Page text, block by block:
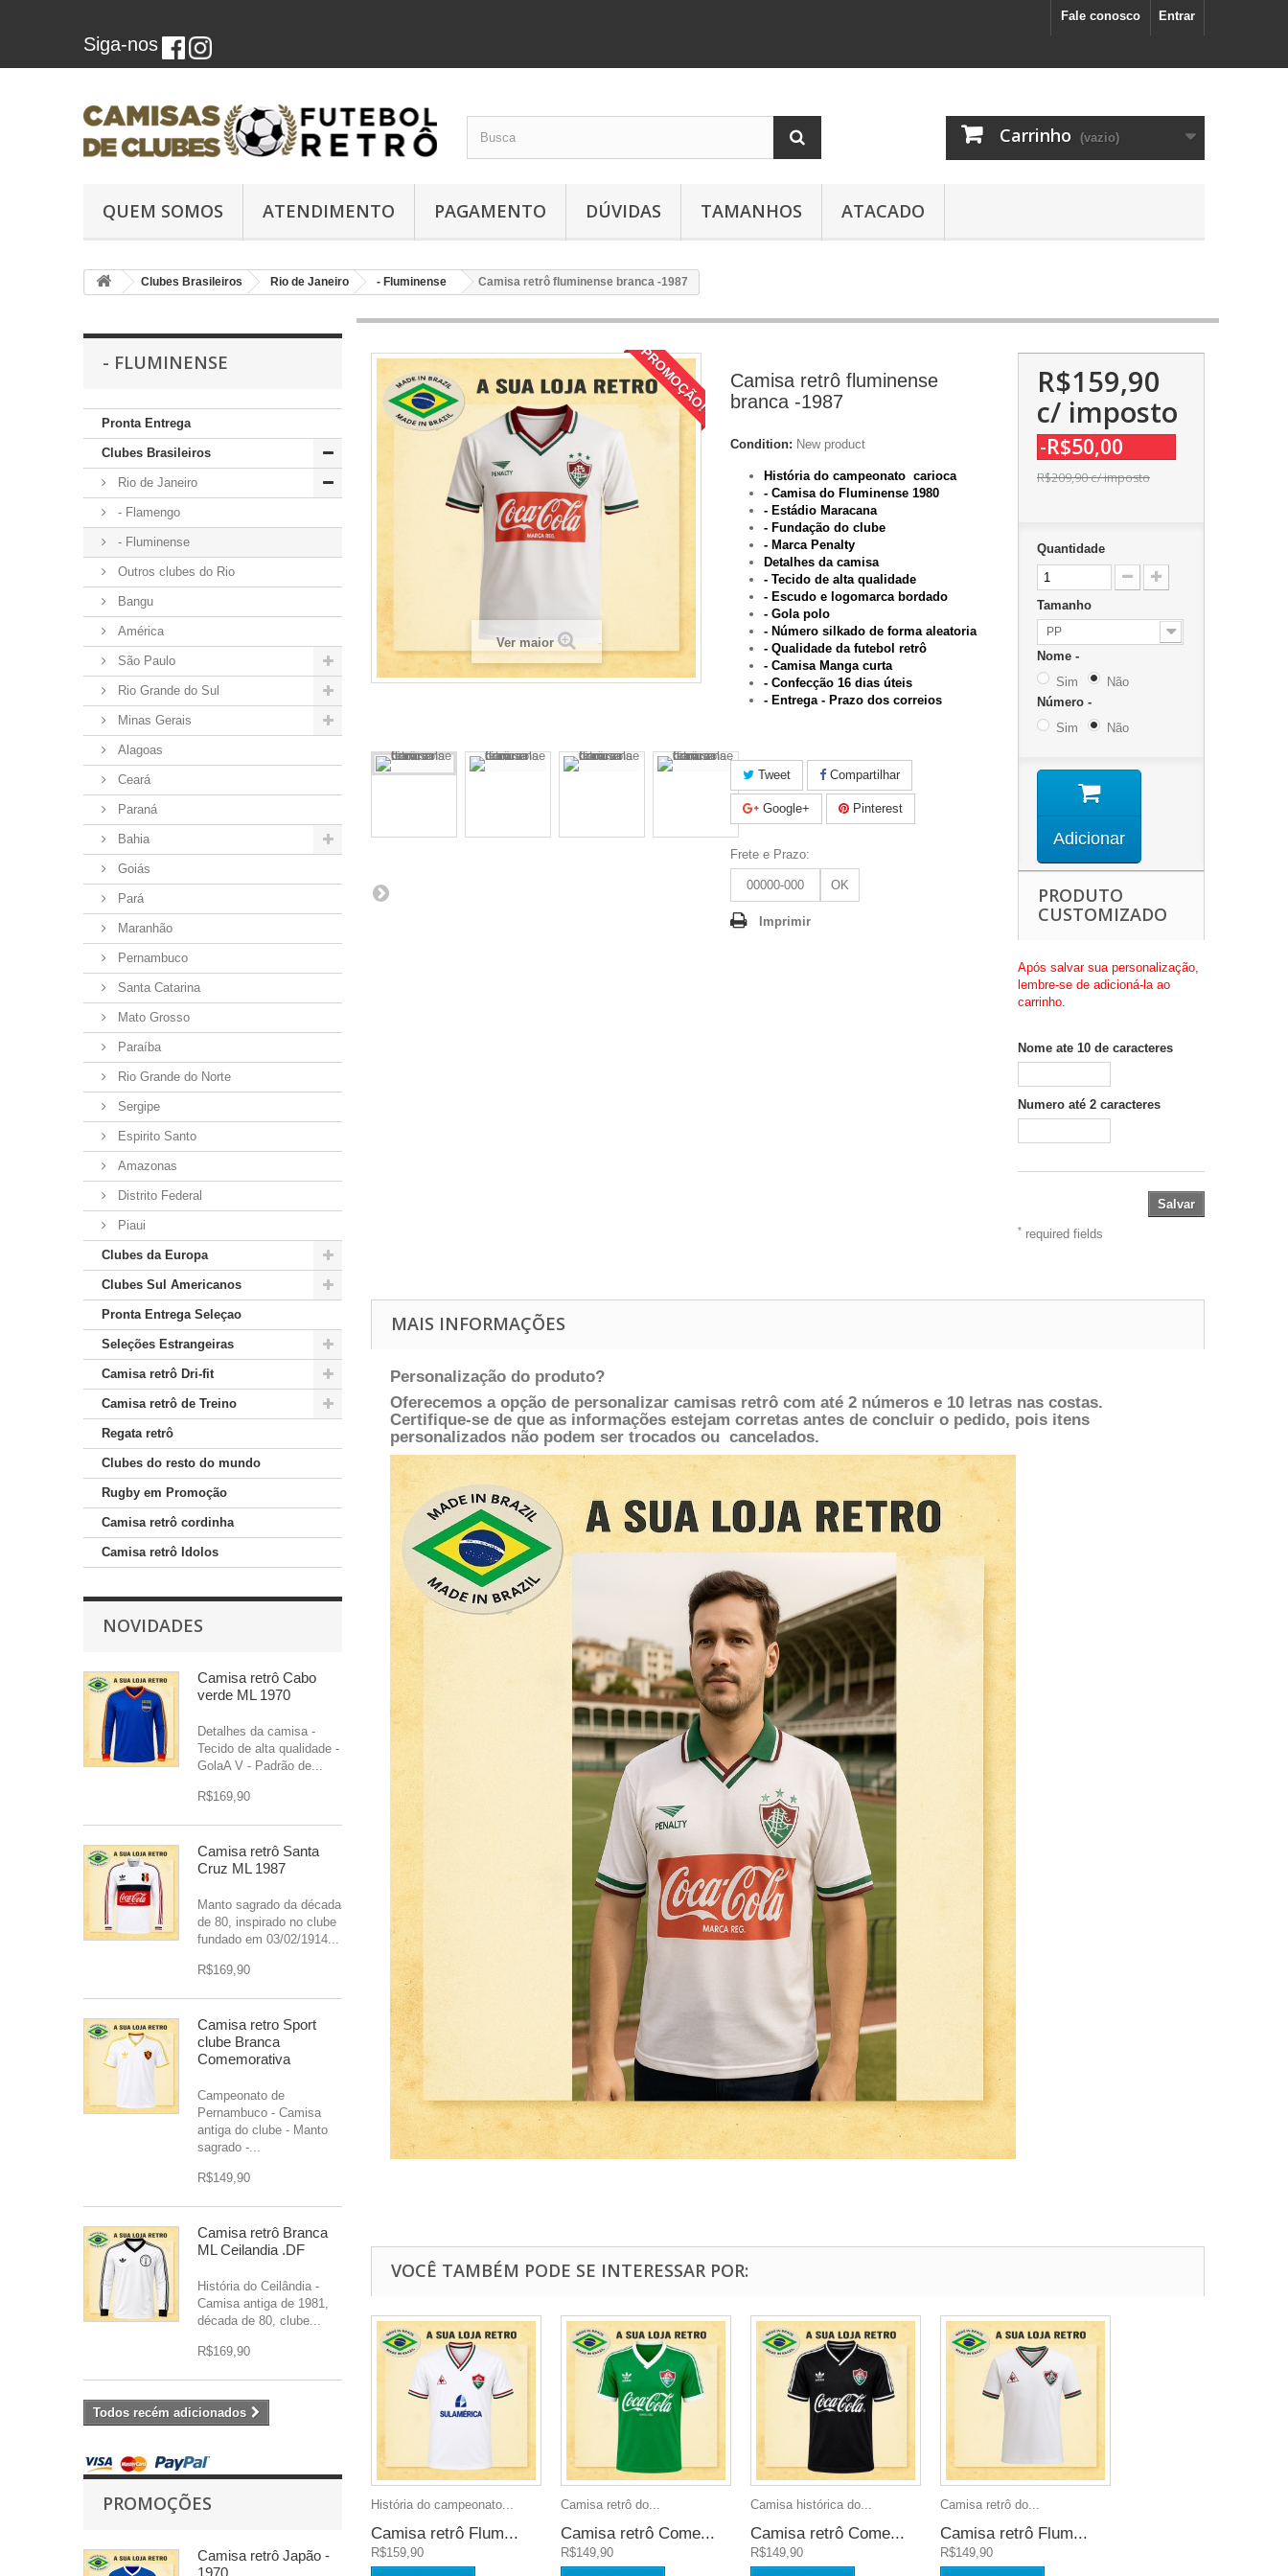
Entrar
Fale conosco
Siga-nos
Carrinho (vazio)
QUEM SOMOS ATENDIMENTO PAGAMENTO DÚVIDAS TAMANHOS ATACADO
Clubes Brasileiros Rio de Janeiro - Fluminense Camisa retrô fluminense branca -1987
- FLUMINENSE
Pronta Entrega
Clubes Brasileiros
Rio de Janeiro
- Flamengo
- Fluminense
Outros clubes do Rio
Bangu
América
São Paulo
Rio Grande do Sul
Minas Gerais
Alagoas
Ceará
Paraná
Bahia
Goiás
Pará
Maranhão
Pernambuco
Santa Catarina
Mato Grosso
Paraíba
Rio Grande do Norte
Sergipe
Espirito Santo
Amazonas
Distrito Federal
Piaui
Clubes da Europa
Clubes Sul Americanos
Pronta Entrega Seleçao
Seleções Estrangeiras
Camisa retrô Dri-fit
Camisa retrô de Treino
Regata retrô
Clubes do resto do mundo
Rugby em Promoção
Camisa retrô cordinha
Camisa retrô Idolos
NOVIDADES
Camisa retrô Cabo
verde ML 1970
Detalhes da camisa -
Tecido de alta qualidade -
GolaA V - Padrão de...
R$169,90
Camisa retrô Santa
Cruz ML 1987
Manto sagrado da década
de 80, inspirado no clube
fundado em 03/02/1914...
R$169,90
Camisa retro Sport
clube Branca
Comemorativa
Campeonato de
Pernambuco - Camisa
antiga do clube - Manto
sagrado -...
R$149,90
Camisa retrô Branca
ML Ceilandia .DF
História do Ceilândia -
Camisa antiga de 1981,
década de 80, clube...
R$169,90
Todos recém adicionados
PROMOÇÕES
Camisa retrô Japão -
1970
PROMOÇÃO!
Ver maior
Camisa retrô fluminense
branca -1987
Condition: New product
História do campeonato carioca
- Camisa do Fluminense 1980
- Estádio Maracana
- Fundação do clube
- Marca Penalty
Detalhes da camisa
- Tecido de alta qualidade
- Escudo e logomarca bordado
- Gola polo
- Número silkado de forma aleatoria
- Qualidade da futebol retrô
- Camisa Manga curta
- Confecção 16 dias úteis
- Entrega - Prazo dos correios
Tweet Compartilhar
Google+ Pinterest
Frete e Prazo:
OK
Imprimir
R$159,90
c/ imposto
-R$50,00
R$209,90c/ imposto
Quantidade
Tamanho
PP
Nome -
Sim
Não
Número -
Sim
Não
Adicionar
PRODUTO
CUSTOMIZADO
Após salvar sua personalização,
lembre-se de adicioná-la ao
carrinho.
Nome ate 10 de caracteres
Numero até 2 caracteres
Salvar
*required fields
MAIS INFORMAÇÕES
Personalização do produto?
Oferecemos a opção de personalizar camisas retrô com até 2 números e 10 letras nas costas.
Certifique-se de que as informações estejam corretas antes de concluir o pedido, pois itens
personalizados não podem ser trocados ou cancelados.
VOCÊ TAMBÉM PODE SE INTERESSAR POR:
História do campeonato...
Camisa retrô Flum...
R$159,90
Camisa retrô do...
Camisa retrô Come...
R$149,90
Camisa histórica do...
Camisa retrô Come...
R$149,90
Camisa retrô do...
Camisa retrô Flum...
R$149,90